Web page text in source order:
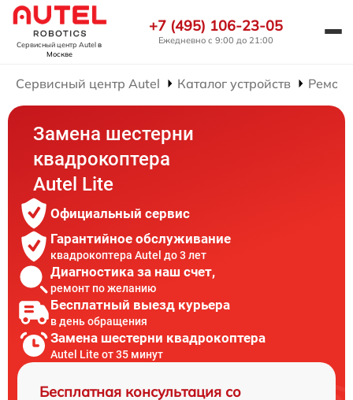
Сервисный центр Autelв
Москве
+7 (495) 106-23-05
Ежедневно с 9:00 до 21:00
Сервисный центр Autel Каталог устройств
Замена шестерни
квадрокоптера
Autel Lite
Официальный сервис
Гарантийное обслуживание
квадрокоптера Autel до 3 лет
Диагностика за наш счет,
ремонт по желанию
Бесплатный выезд курьера
в день обращения
Замена шестерни квадрокоптера
Autel Lite от 35 минут
Бесплатная консультация со